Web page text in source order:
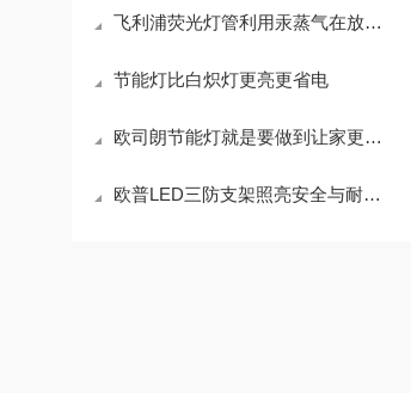
飞利浦荧光灯管利用汞蒸气在放电过程中辐射紫外线
节能灯比白炽灯更亮更省电
欧司朗节能灯就是要做到让家更节能
欧普LED三防支架照亮安全与耐用的新纪元